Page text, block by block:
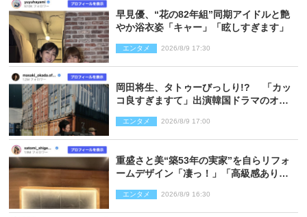
早見優、“花の82年組”同期アイドルと艶
やか浴衣姿「キャー」「眩しすぎます」
エンタメ 2026/8/9 17:30
岡田将生、タトゥーびっしり!? 「カッ
コ良すぎますて」出演韓国ドラマのオフ
エンタメ 2026/8/9 17:00
重盛さと美“築53年の実家”を自らリフォ
ームデザイン「凄っ！」「高級感ありま
エンタメ 2026/8/9 16:30